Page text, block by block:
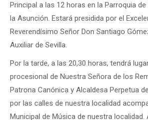
Principal a las 12 horas en la Parroquia
la Asunción. Estará presidida por el
Reverendísimo Señor Don Santiago
Auxiliar de Sevilla.
Por la tarde, a las 20,30 horas, tendrá
procesional de Nuestra Señora de los
Patrona Canónica y Alcaldesa Perpetua
por las calles de nuestra localidad
Municipal de Música de nuestra localidad.